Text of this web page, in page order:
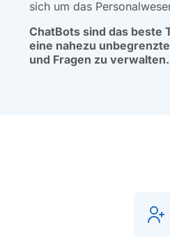
sich um das
ChatBots sind das beste
eine nahezu
und Fragen zu verwalten.